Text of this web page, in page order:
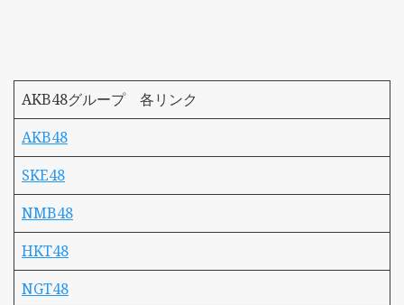
AKB48グループ 各リンク
AKB48
SKE48
NMB48
HKT48
NGT48